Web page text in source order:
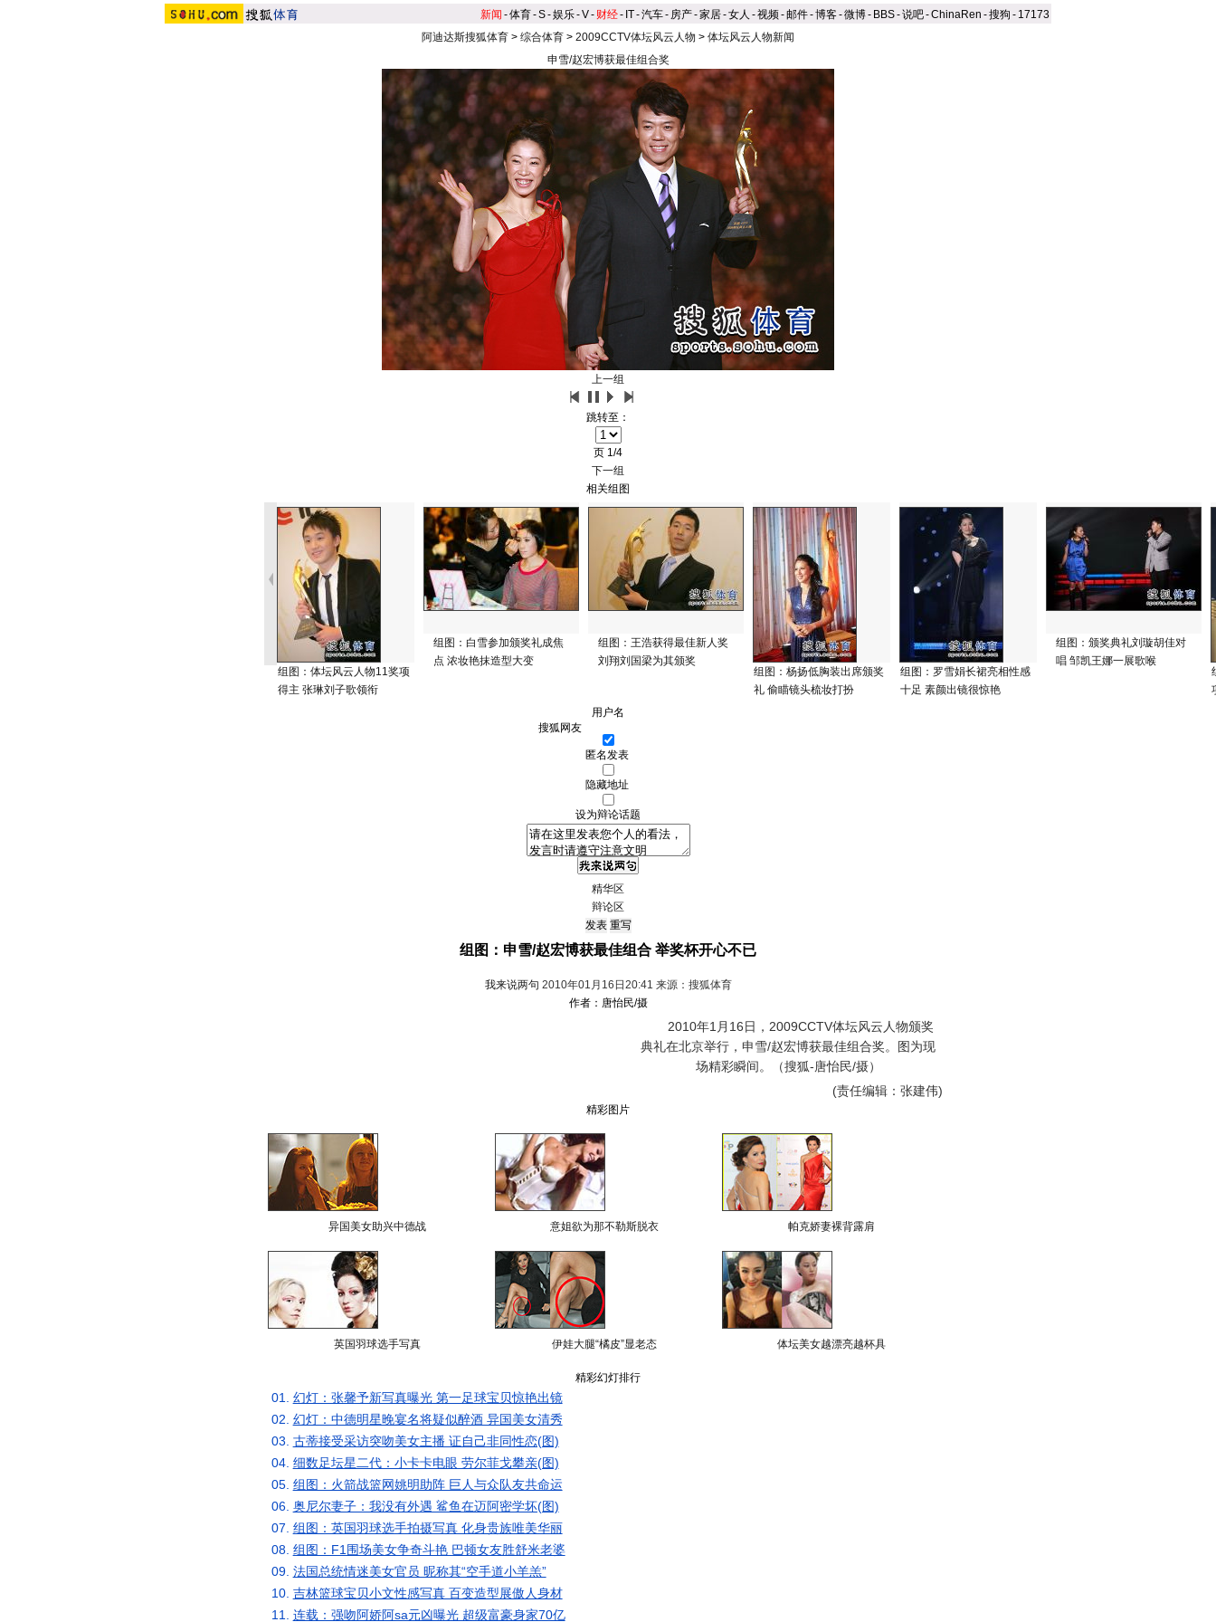
新闻 -体育-S-娱乐-V- 财经- IT-汽车- 房产-家居-女人 -视频-邮件-博客-微博- BBS-说吧-ChinaRen -搜狗 - 17173
阿迪达斯搜狐体育 > 综合体育 > 2009CCTV体坛风云人物 > 体坛风云人物新闻
申雪/赵宏博获最佳组合奖
上一组
跳转至：
页 1/4
下一组
相关组图
组图：体坛风云人物11奖项
得主 张琳刘子歌领衔
组图：白雪参加颁奖礼成焦
点 浓妆艳抹造型大变
组图：王浩获得最佳新人奖
刘翔刘国梁为其颁奖
组图：杨扬低胸装出席颁奖
礼 偷瞄镜头梳妆打扮
组图：罗雪娟长裙亮相性感
十足 素颜出镜很惊艳
组图：颁奖典礼刘璇胡佳对
唱 邹凯王娜一展歌喉
用户名
匿名发表
隐藏地址
设为辩论话题
精华区
辩论区
组图：申雪/赵宏博获最佳组合 举奖杯开心不已
我来说两句 2010年01月16日20:41 来源：搜狐体育
作者：唐怡民/摄
2010年1月16日，2009CCTV体坛风云人物颁奖
典礼在北京举行，申雪/赵宏博获最佳组合奖。图为现
场精彩瞬间。（搜狐-唐怡民/摄）
(责任编辑：张建伟)
精彩图片
异国美女助兴中德战 意姐欲为那不勒斯脱衣 帕克娇妻裸背露肩
英国羽球选手写真 伊娃大腿“橘皮”显老态 体坛美女越漂亮越杯具
精彩幻灯排行
01. 幻灯：张馨予新写真曝光 第一足球宝贝惊艳出镜
02. 幻灯：中德明星晚宴名将疑似醉酒 异国美女清秀
03. 古蒂接受采访突吻美女主播 证自己非同性恋(图)
04. 细数足坛星二代：小卡卡电眼 劳尔菲戈攀亲(图)
05. 组图：火箭战篮网姚明助阵 巨人与众队友共命运
06. 奥尼尔妻子：我没有外遇 鲨鱼在迈阿密学坏(图)
07. 组图：英国羽球选手拍摄写真 化身贵族唯美华丽
08. 组图：F1围场美女争奇斗艳 巴顿女友胜舒米老婆
09. 法国总统情迷美女官员 昵称其“空手道小羊羔”
10. 吉林篮球宝贝小文性感写真 百变造型展傲人身材
11. 连载：强吻阿娇阿sa元凶曝光 超级富豪身家70亿